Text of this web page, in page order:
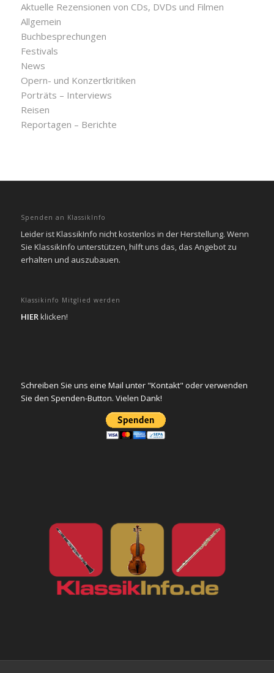
Aktuelle Rezensionen von CDs, DVDs und Filmen
Allgemein
Buchbesprechungen
Festivals
News
Opern- und Konzertkritiken
Porträts – Interviews
Reisen
Reportagen – Berichte
Spenden an KlassikInfo
Leider ist KlassikInfo nicht kostenlos in der Herstellung. Wenn
Sie KlassikInfo unterstützen, hilft uns das, das Angebot zu
erhalten und auszubauen.
Klassikinfo Mitglied werden
HIERklicken!
Schreiben Sie uns eine Mail unter "Kontakt" oder verwenden
Sie den Spenden-Button. Vielen Dank!